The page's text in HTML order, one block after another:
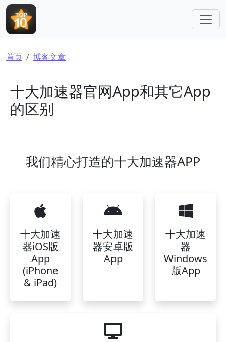
跳转到主要内容
面包屑
首页 博客文章
十大加速器官网App和其它App
的区别
我们精心打造的十大加速器APP
十大加速
器iOS版
App
(iPhone
& iPad)
十大加速
器安卓版
App
十大加速
器
Windows
版App